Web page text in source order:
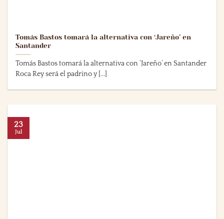
Tomás Bastos tomará la alternativa con ‘Jareño’ en
Santander
Tomás Bastos tomará la alternativa con ‘Jareño’ en Santander
Roca Rey será el padrino y [...]
23
Jul